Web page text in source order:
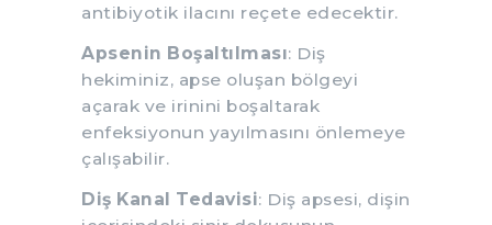
antibiyotik ilacını reçete edecektir.
Apsenin Boşaltılması: Diş
hekiminiz, apse oluşan bölgeyi
açarak ve irinini boşaltarak
enfeksiyonun yayılmasını önlemeye
çalışabilir.
Diş Kanal Tedavisi: Diş apsesi, dişin